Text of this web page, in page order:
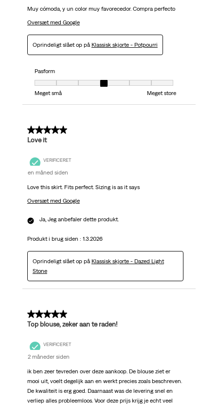
Muy cómoda, y un color muy favorecedor. Compra perfecto
Oversæt med Google
Oprindeligt slået op på Klassisk skjorte - Potpourri
Pasform
Pasform, 4 ud af 7, hvor 1 er lig med Meget små og 7 er lig med Meget
Meget små
Meget store
5 ud af 5 stjerner.
Love it
VERIFICERET
en måned siden
Love this skirt. Fits perfect. Sizing is as it says
Oversæt med Google
Ja, Jeg anbefaler dette produkt.
Produkt i brug siden : 1.3.2026
Oprindeligt slået op på Klassisk skjorte - Dazed Light
Stone
5 ud af 5 stjerner.
Top blouse, zeker aan te raden!
VERIFICERET
2 måneder siden
ik ben zeer tevreden over deze aankoop. De blouse ziet er
mooi uit, voelt degelijk aan en werkt precies zoals beschreven.
De kwaliteit is erg goed. Daarnaast was de levering snel en
verliep alles probleemloos. Voor deze prijs krijg je echt veel